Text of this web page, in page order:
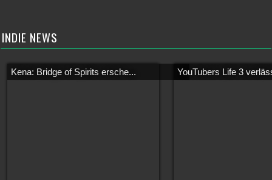
INDIE NEWS
Kena: Bridge of Spirits ersche... YouTubers Life 3